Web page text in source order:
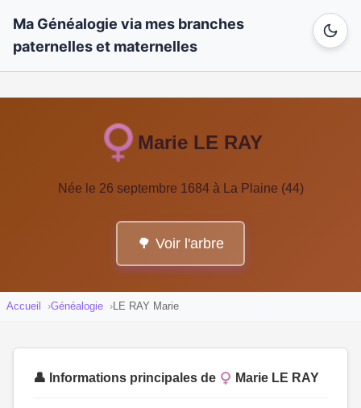
Ma Généalogie via mes branches
paternelles et maternelles
Marie LE RAY
Née le 26 septembre 1684 à La Plaine (44)
🌳 Voir l'arbre
Accueil Généalogie LE RAY Marie
👤 Informations principales de Marie LE RAY